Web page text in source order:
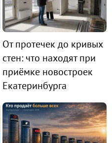
От протечек до кривых
стен: что находят при
приёмке новостроек
Екатеринбурга